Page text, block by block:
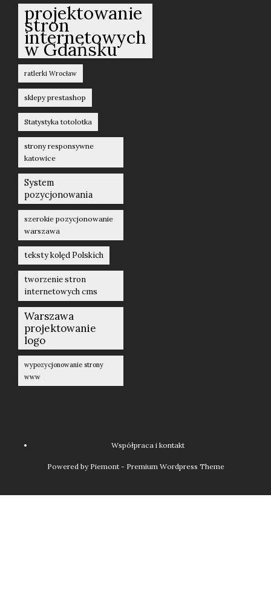
projektowanie
stron
internetowych
w Gdańsku
ratlerki Wrocław
sklepy prestashop
Statystyka totolotka
strony responsywne
katowice
System
pozycjonowania
szerokie pozycjonowanie
warszawa
teksty kolęd Polskich
tworzenie stron
internetowych cms
Warszawa
projektowanie
logo
wypozycjonowanie strony
www
Współpraca i kontakt
Powered by Piemont - Premium Wordpress Theme